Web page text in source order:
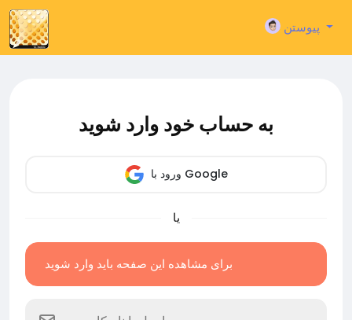
پیوستن
به حساب خود وارد شوید
ورود با Google
یا
برای مشاهده این صفحه باید وارد شوید